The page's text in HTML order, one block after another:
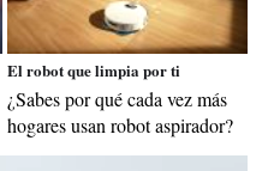
El robot que limpia por ti
¿Sabes por qué cada vez más
hogares usan robot aspirador?